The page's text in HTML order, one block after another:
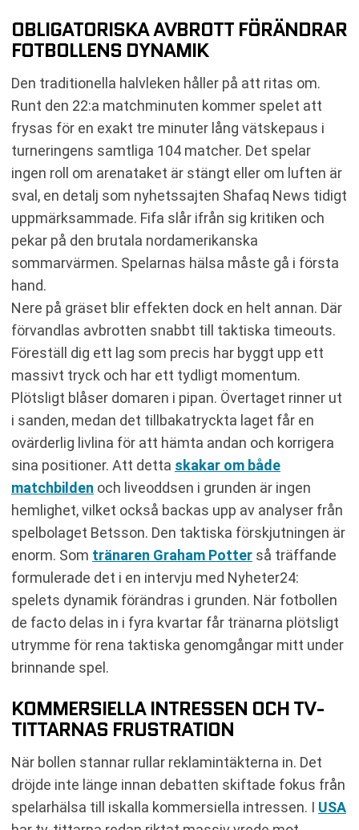
OBLIGATORISKA AVBROTT FÖRÄNDRAR
FOTBOLLENS DYNAMIK
Den traditionella halvleken håller på att ritas om.
Runt den 22:a matchminuten kommer spelet att
frysas för en exakt tre minuter lång vätskepaus i
turneringens samtliga 104 matcher. Det spelar
ingen roll om arenataket är stängt eller om luften är
sval, en detalj som nyhetssajten Shafaq News tidigt
uppmärksammade. Fifa slår ifrån sig kritiken och
pekar på den brutala nordamerikanska
sommarvärmen. Spelarnas hälsa måste gå i första
hand.
Nere på gräset blir effekten dock en helt annan. Där
förvandlas avbrotten snabbt till taktiska timeouts.
Föreställ dig ett lag som precis har byggt upp ett
massivt tryck och har ett tydligt momentum.
Plötsligt blåser domaren i pipan. Övertaget rinner ut
i sanden, medan det tillbakatryckta laget får en
ovärderlig livlina för att hämta andan och korrigera
sina positioner. Att detta skakar om både
matchbilden och liveoddsen i grunden är ingen
hemlighet, vilket också backas upp av analyser från
spelbolaget Betsson. Den taktiska förskjutningen är
enorm. Som tränaren Graham Potter så träffande
formulerade det i en intervju med Nyheter24:
spelets dynamik förändras i grunden. När fotbollen
de facto delas in i fyra kvartar får tränarna plötsligt
utrymme för rena taktiska genomgångar mitt under
brinnande spel.
KOMMERSIELLA INTRESSEN OCH TV-
TITTARNAS FRUSTRATION
När bollen stannar rullar reklamintäkterna in. Det
dröjde inte länge innan debatten skiftade fokus från
spelarhälsa till iskalla kommersiella intressen. I USA